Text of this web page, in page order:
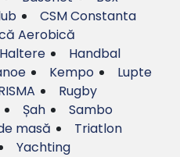
CSM Constanta
Aerobică
Haltere
Handbal
Kempo
Lupte
Rugby
Șah
Sambo
masă
Triatlon
Yachting